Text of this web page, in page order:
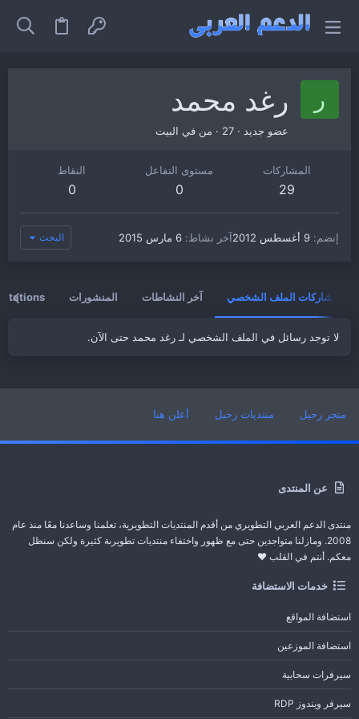
ر رغد محمد
عضو جديد ·
· من في البيت
المشاركات
29
مستوى التفاعل
0
النقاط
0
إنضم 9 أغسطس 2012 آخر نشاط 6 مارس 2015 البحث
مشاركات الملف الشخصي آخر النشاطات المنشورات
لا توجد رسائل في الملف الشخصي لـ رغد محمد حتى الآن.
عن المنتدى
منتدى الدعم العربي التطويري من أقدم المنتديات التطويرية، تعلمنا وساعدنا معًا منذ عام
2008. ومازلنا متواجدين حتى مع ظهور واختفاء منتديات تطويرىة كثيرة ولكن سنظل
معكم. أنتم في القلب ❤️
خدمات الاستضافة
استضافة المواقع
استضافة الموزعين
سيرفرات سحابية
سيرفر ويندوز RDP
متجر رحيل منتديات رحيل أعلن هنا